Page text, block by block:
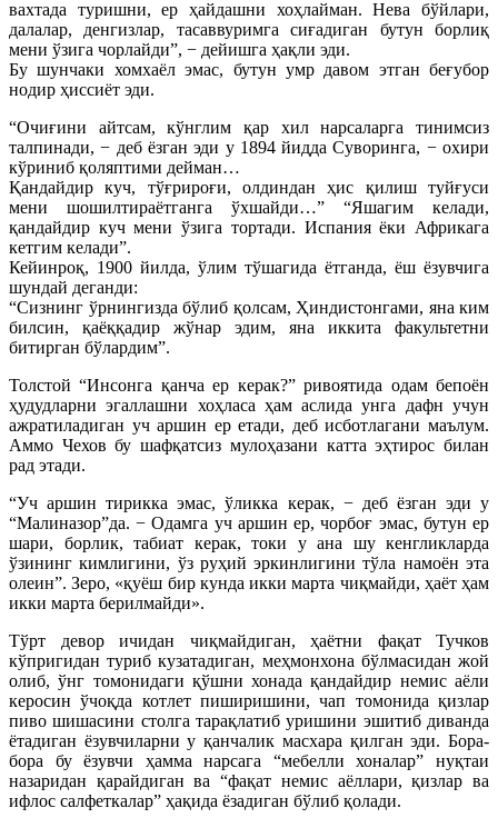
вахтада туришни, ер ҳайдашни хоҳлайман. Нева бўйлари,
далалар, денгизлар, тасаввуримга сиғадиган бутун борлиқ
мени ўзига чорлайди”, − дейишга ҳақли эди.
Бу шунчаки хомхаёл эмас, бутун умр давом этган беғубор
нодир ҳиссиёт эди.
“Очиғини айтсам, кўнглим қар хил нарсаларга тинимсиз
талпинади, − деб ёзган эди у 1894 йидда Суворинга, − охири
кўриниб қоляптими дейман…
Қандайдир куч, тўғрироғи, олдиндан ҳис қилиш туйғуси
мени шошилтираётганга ўхшайди…” “Яшагим келади,
қандайдир куч мени ўзига тортади. Испания ёки Африкага
кетгим келади”.
Кейинроқ, 1900 йилда, ўлим тўшагида ётганда, ёш ёзувчига
шундай деганди:
“Сизнинг ўрнингизда бўлиб қолсам, Ҳиндистонгами, яна ким
билсин, қаёққадир жўнар эдим, яна иккита факультетни
битирган бўлардим”.
Толстой “Инсонга қанча ер керак?” ривоятида одам бепоён
ҳудудларни эгаллашни хоҳласа ҳам аслида унга дафн учун
ажратиладиган уч аршин ер етади, деб исботлагани маълум.
Аммо Чехов бу шафқатсиз мулоҳазани катта эҳтирос билан
рад этади.
“Уч аршин тирикка эмас, ўликка керак, − деб ёзган эди у
“Малиназор”да. − Одамга уч аршин ер, чорбоғ эмас, бутун ер
шари, борлик, табиат керак, токи у ана шу кенгликларда
ўзининг кимлигини, ўз руҳий эркинлигини тўла намоён эта
олеин”. Зеро, «қуёш бир кунда икки марта чиқмайди, ҳаёт ҳам
икки марта берилмайди».
Тўрт девор ичидан чиқмайдиган, ҳаётни фақат Тучков
кўпригидан туриб кузатадиган, меҳмонхона бўлмасидан жой
олиб, ўнг томонидаги қўшни хонада қандайдир немис аёли
керосин ўчоқда котлет пиширишини, чап томонида қизлар
пиво шишасини столга тарақлатиб уришини эшитиб диванда
ётадиган ёзувчиларни у қанчалик масхара қилган эди. Бора-
бора бу ёзувчи ҳамма нарсага “мебелли хоналар” нуқтаи
назаридан қарайдиган ва “фақат немис аёллари, қизлар ва
ифлос салфеткалар” ҳақида ёзадиган бўлиб қолади.